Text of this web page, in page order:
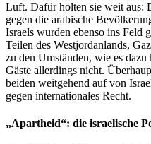
Luft. Dafür holten sie weit aus:
gegen die arabische
Israels wurden ebenso ins Feld
Teilen des Westjordanlands,
zu den Umständen, wie es
Gäste allerdings nicht.
beiden weitgehend auf von
gegen internationales Recht.
„Apartheid“: die israelische